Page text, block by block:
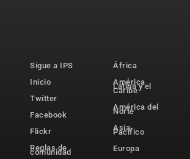
Sigue a IPS
Inicio
Twitter
Facebook
Flickr
Reglas de
comunidad
África
América
Latina y el
Caribe
América del
Norte
Asia-
Pacífico
Europa